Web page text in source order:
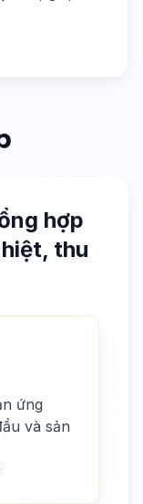
hợp
thu
ứng
và sản